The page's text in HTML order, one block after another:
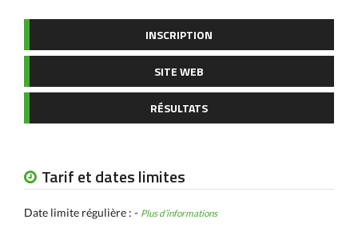
INSCRIPTION
SITE WEB
RÉSULTATS
Tarif et dates limites
Date limite régulière : - Plus d’informations